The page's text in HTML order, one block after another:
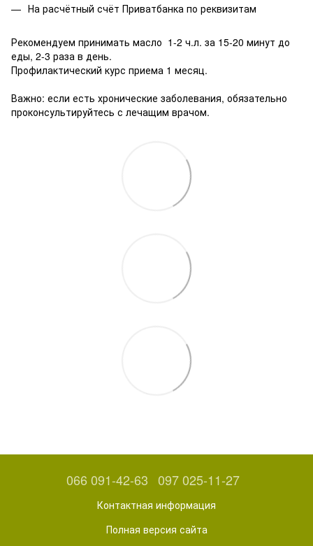
На расчётный счёт Приватбанка по реквизитам
Рекомендуем принимать масло 1-2 ч.л. за 15-20 минут до
еды, 2-3 раза в день.
Профилактический курс приема 1 месяц.
Важно: если есть хронические заболевания, обязательно
проконсультируйтесь с лечащим врачом.
066 091-42-63 097 025-11-27
Контактная информация
Полная версия сайта